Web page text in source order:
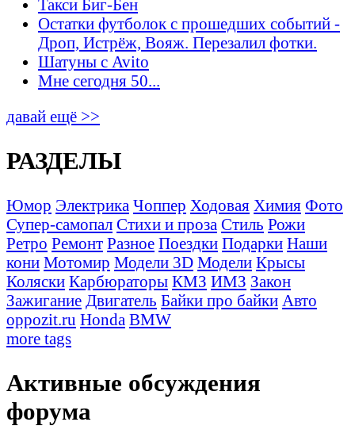
Такси Биг-Бен
Остатки футболок с прошедших событий -
Дроп, Истрёж, Вояж. Перезалил фотки.
Шатуны с Avito
Мне сегодня 50...
давай ещё >>
РАЗДЕЛЫ
Юмор Электрика Чоппер Ходовая Химия Фото
Супер-самопал Стихи и проза Стиль Рожи
Ретро Ремонт Разное Поездки Подарки Наши
кони Мотомир Модели 3D Модели Крысы
Коляски Карбюраторы КМЗ ИМЗ Закон
Зажигание Двигатель Байки про байки Авто
oppozit.ru Honda BMW
more tags
Активные обсуждения
форума